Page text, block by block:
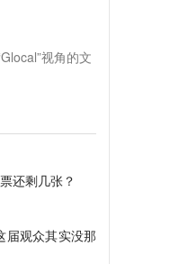
视角的文
还剩几张？
届观众其实没那